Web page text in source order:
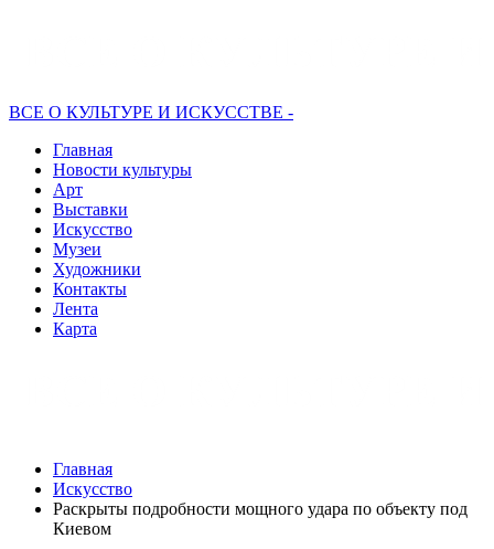
ВСЕ О КУЛЬТУРЕ И ИСКУССТВЕ -
Главная
Новости культуры
Арт
Выставки
Искусство
Музеи
Художники
Контакты
Лента
Карта
Главная
Искусство
Раскрыты подробности мощного удара по объекту под
Киевом